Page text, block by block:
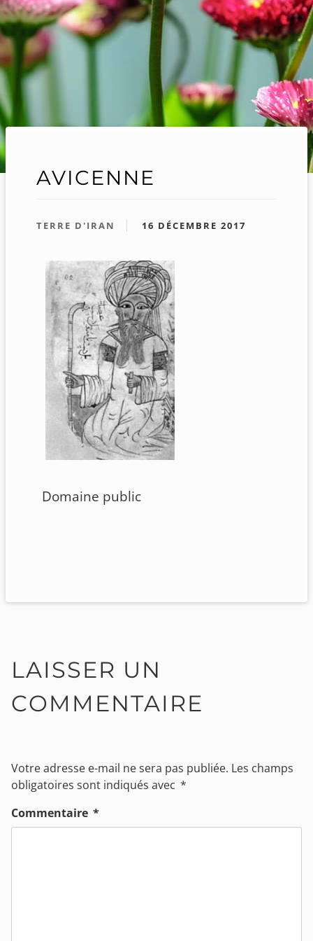
AVICENNE
TERRE D'IRAN 16 DÉCEMBRE 2017
Domaine public
LAISSER UN
COMMENTAIRE
Votre adresse e-mail ne sera pas publiée. Les champs
obligatoires sont indiqués avec *
Commentaire *